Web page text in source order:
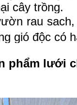
cây trồng.
rau
gió độc có
phẩm lưới